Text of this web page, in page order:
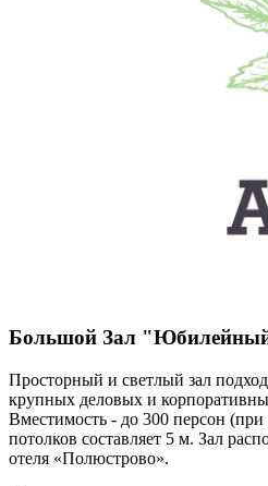
Большой Зал
Просторный и светлый зал
крупных деловых и
Вместимость - до 300 персон (при
потолков составляет 5 м. Зал
отеля «Полюстрово».